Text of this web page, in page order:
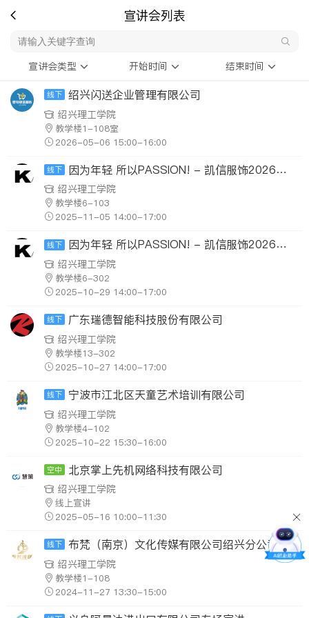
宣讲会列表
宣讲会类型 开始时间 结束时间
线下 绍兴闪送企业管理有限公司
绍兴理工学院
教学楼1-108室
2026-05-06 15:00-16:00
线下 因为年轻 所以PASSION! - 凯信服饰2026校园招聘宣讲会
绍兴理工学院
教学楼6-103
2025-11-05 14:00-17:00
线下 因为年轻 所以PASSION! - 凯信服饰2026校园招聘宣讲会
绍兴理工学院
教学楼6-302
2025-10-29 14:00-17:00
线下 广东瑞德智能科技股份有限公司
绍兴理工学院
教学楼13-302
2025-10-27 14:00-17:00
线下 宁波市江北区天童艺术培训有限公司
绍兴理工学院
教学楼4-102
2025-10-22 15:30-16:00
空中 北京掌上先机网络科技有限公司
绍兴理工学院
线上宣讲
2025-05-16 10:00-11:30
线下 布梵（南京）文化传媒有限公司绍兴分公司
绍兴理工学院
教学楼1-108
2024-11-27 13:30-15:00